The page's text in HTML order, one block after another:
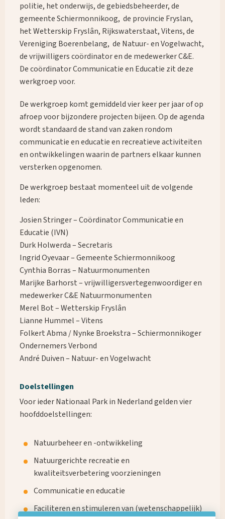
politie, het onderwijs, de gebiedsbeheerder, de
gemeente Schiermonnikoog, de provincie Fryslan,
het Wetterskip Fryslân, Rijkswaterstaat, Vitens, de
Vereniging Boerenbelang, de Natuur- en Vogelwacht,
de vrijwilligers coördinator en de medewerker C&E.
De coördinator Communicatie en Educatie zit deze
werkgroep voor.
De werkgroep komt gemiddeld vier keer per jaar of op
afroep voor bijzondere projecten bijeen. Op de agenda
wordt standaard de stand van zaken rondom
communicatie en educatie en recreatieve activiteiten
en ontwikkelingen waarin de partners elkaar kunnen
versterken opgenomen.
De werkgroep bestaat momenteel uit de volgende
leden:
Josien Stringer – Coördinator Communicatie en
Educatie (IVN)
Durk Holwerda – Secretaris
Ingrid Oyevaar – Gemeente Schiermonnikoog
Cynthia Borras – Natuurmonumenten
Marijke Barhorst – vrijwilligersvertegenwoordiger en
medewerker C&E Natuurmonumenten
Merel Bot – Wetterskip Fryslân
Lianne Hummel – Vitens
Folkert Abma / Nynke Broekstra – Schiermonnikoger
Ondernemers Verbond
André Duiven – Natuur- en Vogelwacht
Doelstellingen
Voor ieder Nationaal Park in Nederland gelden vier
hoofddoelstellingen:
Natuurbeheer en -ontwikkeling
Natuurgerichte recreatie en
kwaliteitsverbetering voorzieningen
Communicatie en educatie
Faciliteren en stimuleren van (wetenschappelijk)